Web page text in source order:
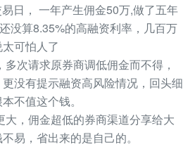
日， 一年产生佣金50万,做了五年
没算8.35%的高融资利率，几百万
可怕人了
次请求原券商调低佣金而不得，
没有提示融资高风险情况，回头细
不值这个钱。
，佣金超低的券商渠道分享给大
易，省出来的是自己的。